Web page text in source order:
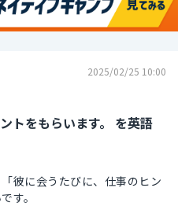
2025/02/25 10:00
トをもらいます。 を英語
彼に会うたびに、仕事のヒン
す。